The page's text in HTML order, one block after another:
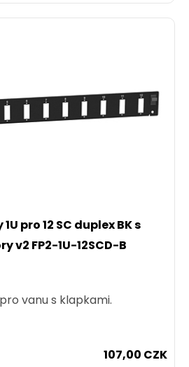
pro 12 SC duplex BK s
v2 FP2-1U-12SCD-B
vanu s klapkami.
107,00 CZK